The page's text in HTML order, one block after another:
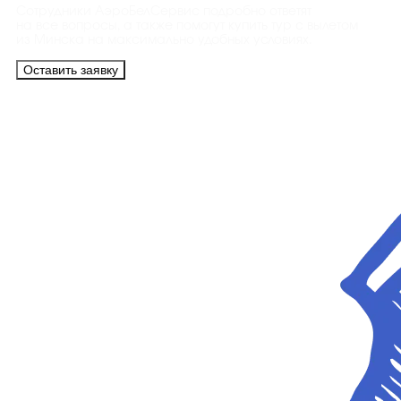
Оставить заявку